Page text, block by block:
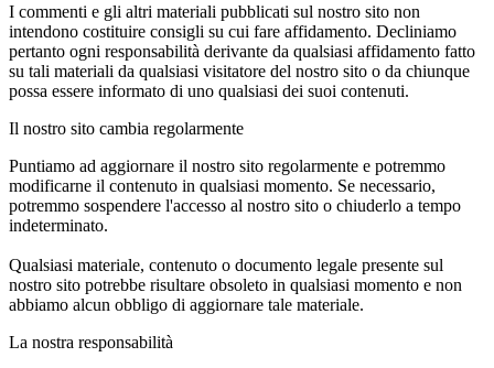
I commenti e gli altri materiali pubblicati sul nostro sito non
intendono costituire consigli su cui fare affidamento. Decliniamo
pertanto ogni responsabilità derivante da qualsiasi affidamento fatto
su tali materiali da qualsiasi visitatore del nostro sito o da chiunque
possa essere informato di uno qualsiasi dei suoi contenuti.
Il nostro sito cambia regolarmente
Puntiamo ad aggiornare il nostro sito regolarmente e potremmo
modificarne il contenuto in qualsiasi momento. Se necessario,
potremmo sospendere l'accesso al nostro sito o chiuderlo a tempo
indeterminato.
Qualsiasi materiale, contenuto o documento legale presente sul
nostro sito potrebbe risultare obsoleto in qualsiasi momento e non
abbiamo alcun obbligo di aggiornare tale materiale.
La nostra responsabilità